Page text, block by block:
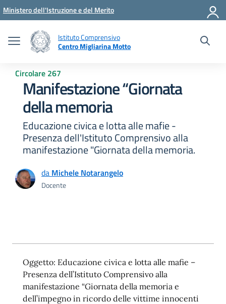
Vai ai contenuti
Vai al menu di navigazione
Vai al footer
Ministero dell'Istruzione e del Merito
Istituto Comprensivo
Centro Migliarina Motto
Circolare 267
Manifestazione “Giornata
della memoria
Educazione civica e lotta alle mafie -
Presenza dell'Istituto Comprensivo alla
manifestazione "Giornata della memoria.
da Michele Notarangelo
Docente
Oggetto: Educazione civica e lotta alle mafie –
Presenza dell’Istituto Comprensivo alla
manifestazione “Giornata della memoria e
dell’impegno in ricordo delle vittime innocenti